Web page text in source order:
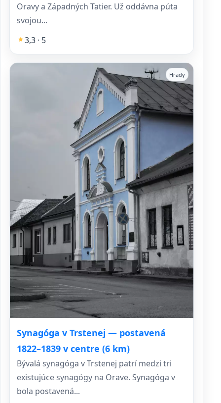
Oravy a Západných Tatier. Už oddávna púta
svojou...
3,3 · 5
Synagóga v Trstenej — postavená
1822–1839 v centre (6 km)
Hrady
Bývalá synagóga v Trstenej patrí medzi tri
existujúce synagógy na Orave. Synagóga v
bola postavená...